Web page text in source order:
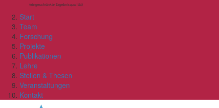
(eingeschränkte Ergebnisqualität)
Start
Team
Forschung
Projekte
Publikationen
Lehre
Stellen & Thesen
Veranstaltungen
Kontakt